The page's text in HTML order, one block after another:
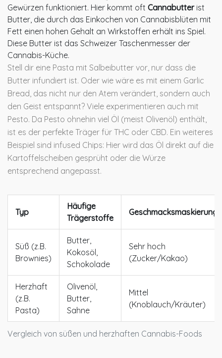
Gewürzen funktioniert. Hier kommt oft Cannabutterist
Butter, die durch das Einkochen von Cannabisblüten mit
Fett einen hohen Gehalt an Wirkstoffen erhält ins Spiel.
Diese Butter ist das Schweizer Taschenmesser der
Cannabis-Küche.
Stell dir eine Pasta mit Salbeibutter vor, nur dass die
Butter infundiert ist. Oder wie wäre es mit einem Garlic
Bread, das nicht nur den Atem verändert, sondern auch
den Geist entspannt? Viele experimentieren auch mit
Pesto. Da Pesto ohnehin viel Öl (meist Olivenöl) enthält,
ist es der perfekte Träger für THC oder CBD. Ein weiteres
Beispiel sind infused Chips: Hier wird das Öl direkt auf die
Kartoffelscheiben gesprüht oder die Würze
entsprechend angepasst.
Vergleich von süßen und herzhaften Cannabis-Foods
Typ
Häufige
Trägerstoffe
Geschmacksmaskierung
Süß (z.B.
Brownies)
Butter,
Kokosöl,
Schokolade
Sehr hoch
(Zucker/Kakao)
Herzhaft
(z.B.
Pasta)
Olivenöl,
Butter,
Sahne
Mittel
(Knoblauch/Kräuter)